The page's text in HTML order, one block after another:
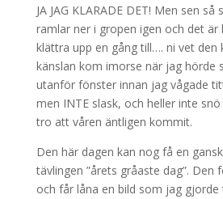
JA JAG KLARADE DET! Men sen
ramlar ner i gropen igen och det
klättra upp en gång till…. ni vet den
känslan kom imorse när jag hörde
utanför fönster innan jag vågade
men INTE slask, och heller inte
tro att våren äntligen kommit.
Den här dagen kan nog få en
tävlingen ”årets gråaste dag”. Den
och får låna en bild som jag gjorde